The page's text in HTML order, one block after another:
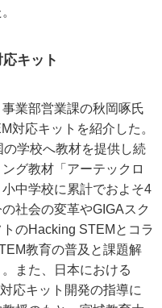
キット
業部営業課の秋岡啄氏
対応キットを紹介した。
学校へ教材を提供し続
グ教材「アーテックロ
中学校に累計でおよそ4
社会の変革やGIGAスク
のHacking STEMとコラ
教育の普及と課題解
また、日本における
応キット開発の指導に